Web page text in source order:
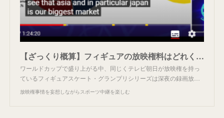
【ざっくり概算】フィギュアの放映権料はどれくらいか
ワールドカップで盛り上がる中、同じくテレビ朝日が放映権を持っ
ているフィギュアスケート・グランプリシリーズは深夜の録画放…
放映権事情を妄想しながらスポーツ中継を楽しむ